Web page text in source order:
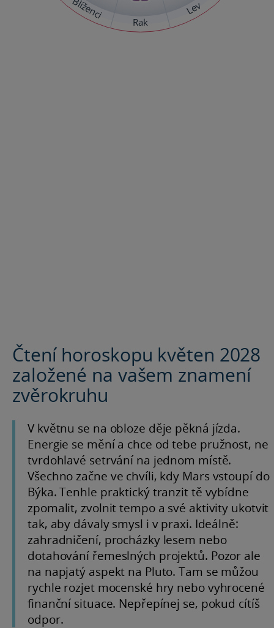
Čtení horoskopu květen 2028
založené na vašem znamení
zvěrokruhu
V květnu se na obloze děje pěkná jízda.
Energie se mění a chce od tebe pružnost, ne
tvrdohlavé setrvání na jednom místě.
Všechno začne ve chvíli, kdy Mars vstoupí do
Býka. Tenhle praktický tranzit tě vybídne
zpomalit, zvolnit tempo a své aktivity ukotvit
tak, aby dávaly smysl i v praxi. Ideálně:
zahradničení, procházky lesem nebo
dotahování řemeslných projektů. Pozor ale
na napjatý aspekt na Pluto. Tam se můžou
rychle rozjet mocenské hry nebo vyhrocené
finanční situace. Nepřepínej se, pokud cítíš
odpor.
Blíženci
Rak
Lev